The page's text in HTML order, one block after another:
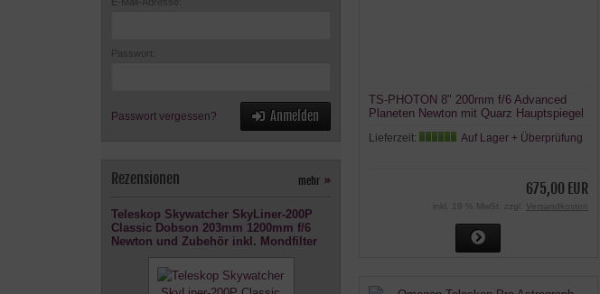
TS-PHOTON 8" 200mm f/6 Advanced
Planeten Newton mit Quarz Hauptspiegel
Lieferzeit: Auf Lager + Überprüfung
675,00 EUR
inkl. 19 % MwSt. zzgl. Versandkosten
Passwort:
Passwort vergessen? Anmelden
Rezensionen mehr »
Teleskop Skywatcher SkyLiner-200P
Classic Dobson 203mm 1200mm f/6
Newton und Zubehör inkl. Mondfilter